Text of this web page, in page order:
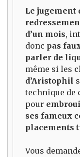
Le jugement
d’un mois,
donc pas
parler de
même si les
d’Aristophil
technique de
pour
ses fameux
placements
Vous